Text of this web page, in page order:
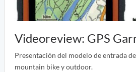
Videoreview: GPS
Presentación del modelo de entrada
mountain bike y outdoor.